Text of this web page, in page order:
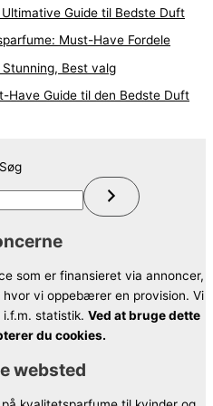
Guide til Bedste Duft
Must-Have Fordele
Best valg
Have Guide til den Bedste Duft
Søg
som er finansieret via annoncer,
vi oppebærer en provision. Vi
statistik. Ved at bruge dette
du cookies.
websted